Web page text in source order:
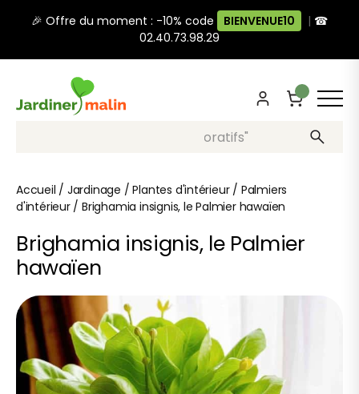
🎉 Offre du moment : -10% code BIENVENUE10 | ☎
02.40.73.98.29
Recherche, ex: "pots décoratifs"
Accueil / Jardinage /Plantes d'intérieur/ Palmiers
d'intérieur/Brighamia insignis, le Palmier hawaïen
Brighamia insignis, le Palmier
hawaïen